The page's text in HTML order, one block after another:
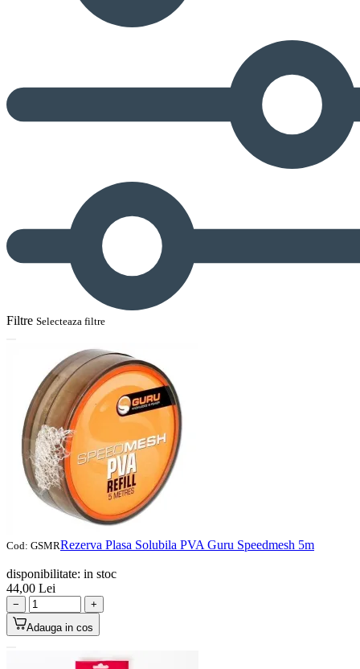
Filtre Selecteaza filtre
Cod: GSMRRezerva Plasa Solubila PVA Guru Speedmesh 5m
disponibilitate: in stoc
44,00 Lei
−
+
Adauga in cos